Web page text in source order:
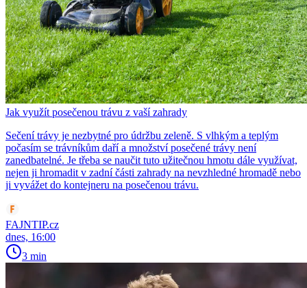
Jak využít posečenou trávu z vaší zahrady
Sečení trávy je nezbytné pro údržbu zeleně. S vlhkým a teplým
počasím se trávníkům daří a množství posečené trávy není
zanedbatelné. Je třeba se naučit tuto užitečnou hmotu dále využívat,
nejen ji hromadit v zadní části zahrady na nevzhledné hromadě nebo
ji vyvážet do kontejneru na posečenou trávu.
FAJNTIP.cz
dnes, 16:00
3 min